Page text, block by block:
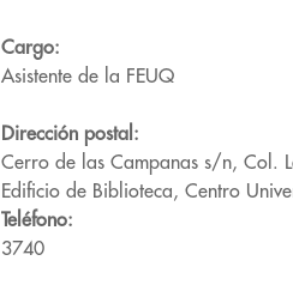
Cargo:
Asistente de la FEUQ
Dirección postal:
Cerro de las Campanas s/n, Col.
Edificio de Biblioteca, Centro
Teléfono:
3740